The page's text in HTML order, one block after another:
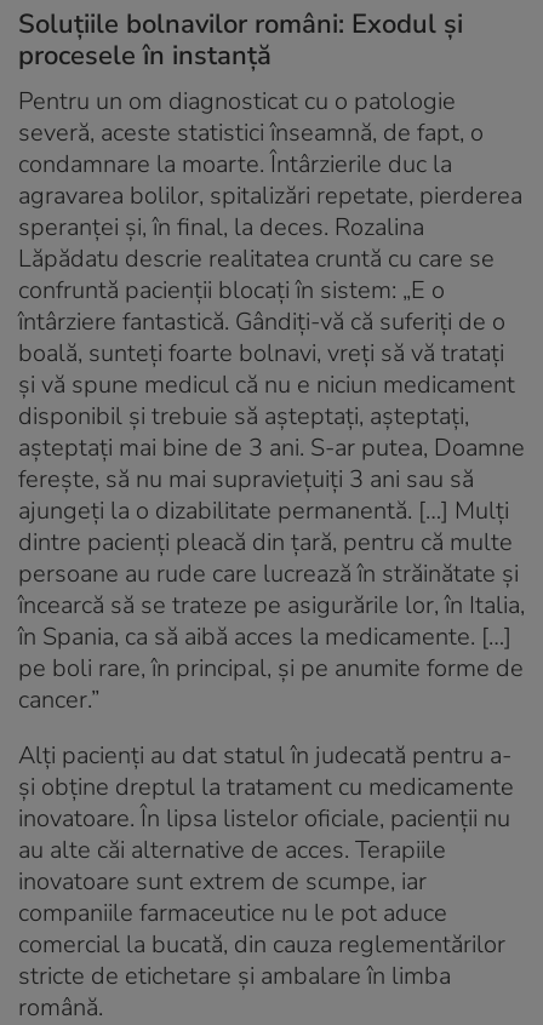
Soluțiile bolnavilor români: Exodul și
procesele în instanță
Pentru un om diagnosticat cu o patologie
severă, aceste statistici înseamnă, de fapt, o
condamnare la moarte. Întârzierile duc la
agravarea bolilor, spitalizări repetate, pierderea
speranței și, în final, la deces. Rozalina
Lăpădatu descrie realitatea cruntă cu care se
confruntă pacienții blocați în sistem: „E o
întârziere fantastică. Gândiți-vă că suferiți de o
boală, sunteți foarte bolnavi, vreți să vă tratați
și vă spune medicul că nu e niciun medicament
disponibil și trebuie să așteptați, așteptați,
așteptați mai bine de 3 ani. S-ar putea, Doamne
ferește, să nu mai supraviețuiți 3 ani sau să
ajungeți la o dizabilitate permanentă. […] Mulți
dintre pacienți pleacă din țară, pentru că multe
persoane au rude care lucrează în străinătate și
încearcă să se trateze pe asigurările lor, în Italia,
în Spania, ca să aibă acces la medicamente. […]
pe boli rare, în principal, și pe anumite forme de
cancer.”
Alți pacienți au dat statul în judecată pentru a-
și obține dreptul la tratament cu medicamente
inovatoare. În lipsa listelor oficiale, pacienții nu
au alte căi alternative de acces. Terapiile
inovatoare sunt extrem de scumpe, iar
companiile farmaceutice nu le pot aduce
comercial la bucată, din cauza reglementărilor
stricte de etichetare și ambalare în limba
română.